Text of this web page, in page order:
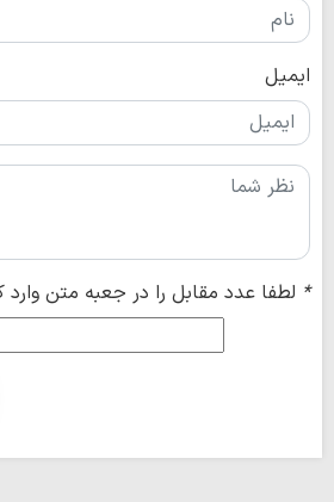
ایمیل
* لطفا عدد مقابل را در جعبه متن وارد